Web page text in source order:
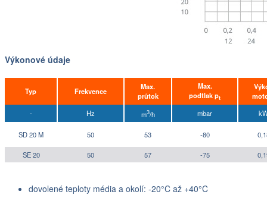
Výkonové údaje
Typ Frekvence
Max.
průtok
Max.
podtlak pt
-
Hz m3/h mbar
SD 20 M 50 53 -80
SE 20 50 57 -75
dovolené teploty média a okolí: -20°C až +40°C